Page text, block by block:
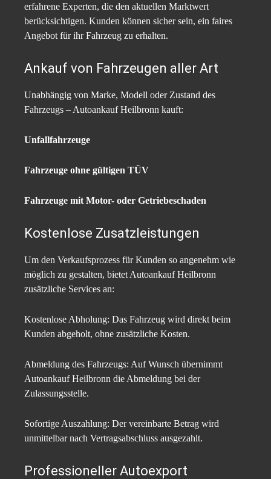
erfahrene Experten, die den aktuellen Marktwert
berücksichtigen. Kunden können sicher sein, ein faires
Angebot für ihr Fahrzeug zu erhalten.​
Ankauf von Fahrzeugen aller Art
Unabhängig von Marke, Modell oder Zustand des
Fahrzeugs – Autoankauf Heilbronn kauft:​
Unfallfahrzeuge​
Fahrzeuge ohne gültigen TÜV​
Fahrzeuge mit Motor- oder Getriebeschaden​
Kostenlose Zusatzleistungen
Um den Verkaufsprozess für Kunden so angenehm wie
möglich zu gestalten, bietet Autoankauf Heilbronn
zusätzliche Services an:​
Kostenlose Abholung: Das Fahrzeug wird direkt beim
Kunden abgeholt, ohne zusätzliche Kosten.​
Abmeldung des Fahrzeugs: Auf Wunsch übernimmt
Autoankauf Heilbronn die Abmeldung bei der
Zulassungsstelle.​
Sofortige Auszahlung: Der vereinbarte Betrag wird
unmittelbar nach Vertragsabschluss ausgezahlt.​
Professioneller Autoexport